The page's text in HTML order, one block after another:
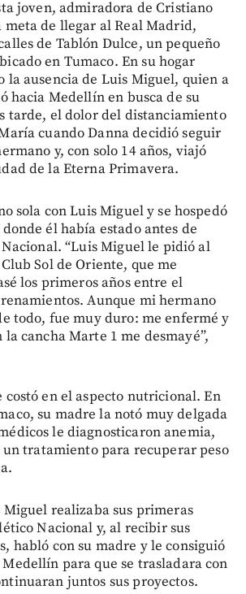
joven, admiradora de Cristiano
meta de llegar al Real Madrid,
de Tablón Dulce, un pequeño
en Tumaco. En su hogar
ausencia de Luis Miguel, quien a
hacia Medellín en busca de su
tarde, el dolor del distanciamiento
cuando Danna decidió seguir
y, con solo 14 años, viajó
de la Eterna Primavera.
sola con Luis Miguel y se hospedó
él había estado antes de
“Luis Miguel le pidió al
Sol de Oriente, que me
los primeros años entre el
Aunque mi hermano
todo, fue muy duro: me enfermé y
cancha Marte 1 me desmayé”,
costó en el aspecto nutricional. En
su madre la notó muy delgada
le diagnosticaron anemia,
tratamiento para recuperar peso
realizaba sus primeras
Nacional y, al recibir sus
habló con su madre y le consiguió
para que se trasladara con
juntos sus proyectos.